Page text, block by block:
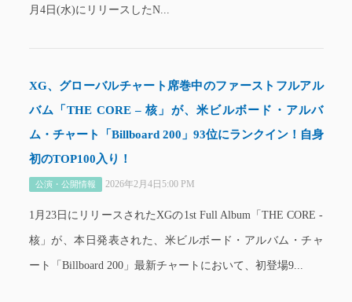
月4日(水)にリリースしたN...
XG、グローバルチャート席巻中のファーストフルアル
バム「THE CORE – 核」が、米ビルボード・アルバ
ム・チャート「Billboard 200」93位にランクイン！自身
初のTOP100入り！
公演・公開情報 2026年2月4日5:00 PM
1月23日にリリースされたXGの1st Full Album「THE CORE -
核」が、本日発表された、米ビルボード・アルバム・チャ
ート「Billboard 200」最新チャートにおいて、初登場9...